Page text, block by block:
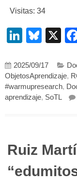
Visitas: 34
X
2025/09/17
ObjetosAprendizaje,
#warmupresearch,
aprendizaje, SoTL
Ruiz